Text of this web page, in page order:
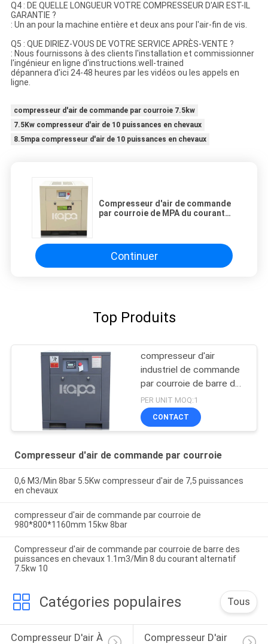
Q4 : DE QUELLE LONGUEUR VOTRE COMPRESSEUR D'AIR EST-IL
GARANTIE ?
: Un an pour la machine entière et deux ans pour l'air-fin de vis.
Q5 : QUE DIRIEZ-VOUS DE VOTRE SERVICE APRÈS-VENTE ?
: Nous fournissons à des clients l'installation et commissionner
l'ingénieur en ligne d'instructions.well-trained
dépannera d'ici 24-48 heures par les vidéos ou les appels en
ligne.
compresseur d'air de commande par courroie 7.5kw
7.5Kw compresseur d'air de 10 puissances en chevaux
8.5mpa compresseur d'air de 10 puissances en chevaux
Compresseur d'air de commande
par courroie de MPA du courant
Continuer
Top Produits
compresseur d'air
industriel de commande
par courroie de barre de
7.5hp /5.5Kw 8
PER UNIT MOQ:1
CONTACT
Compresseur d'air de commande par courroie
0,6 M3/Min 8bar 5.5Kw compresseur d'air de 7,5 puissances
en chevaux
compresseur d'air de commande par courroie de
980*800*1160mm 15kw 8bar
Compresseur d'air de commande par courroie de barre des
puissances en chevaux 1.1m3/Min 8 du courant alternatif
7.5kw 10
Catégories populaires Tous
Compresseur D'air À
Compresseur D'air